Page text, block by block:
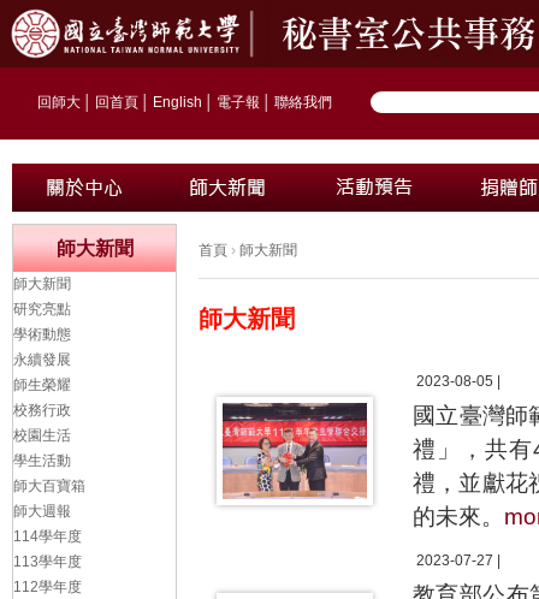
回師大 回首頁 English 電子報 聯絡我們
首頁 › 師大新聞
師大新聞
2023-08-05 |
國立臺灣師
禮」，共
禮，並獻花
的未來。
2023-07-27 |
師大新聞
師大新聞
研究亮點
學術動態
永續發展
師生榮耀
校務行政
校園生活
學生活動
師大百寶箱
師大週報
114學年度
113學年度
112學年度